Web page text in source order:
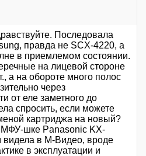
Последовала
правда не SCX-4220, а
в приемлемом состоянии.
на лицевой стороне
а на обороте много полос
через
от еле заметного до
спросить, если можете
картриджа на новый?
МФУ-шке Panasonic KX-
в М-Видео, вроде
в эксплуатации и